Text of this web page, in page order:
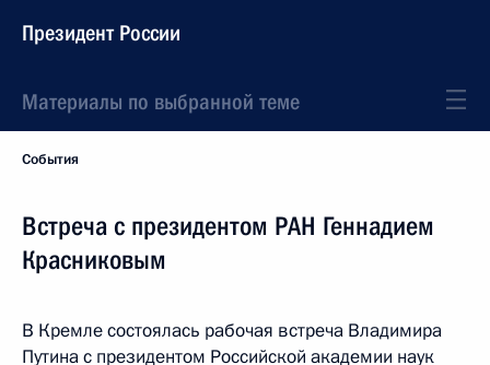
Президент России
Материалы по выбранной теме
События
Встреча с президентом РАН Геннадием
Красниковым
В Кремле состоялась рабочая встреча Владимира
Путина с президентом Российской академии наук